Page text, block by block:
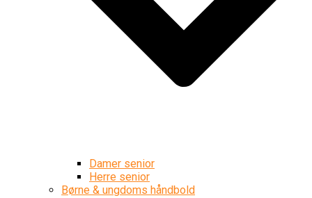
Damer senior
Herre senior
Børne & ungdoms håndbold